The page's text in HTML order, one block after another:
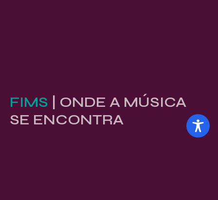
FIMS | ONDE A MÚSICA
SE ENCONTRA